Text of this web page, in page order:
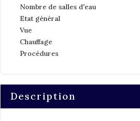
Nombre de salles d'eau
Etat général
Vue
Chauffage
Procédures
Description